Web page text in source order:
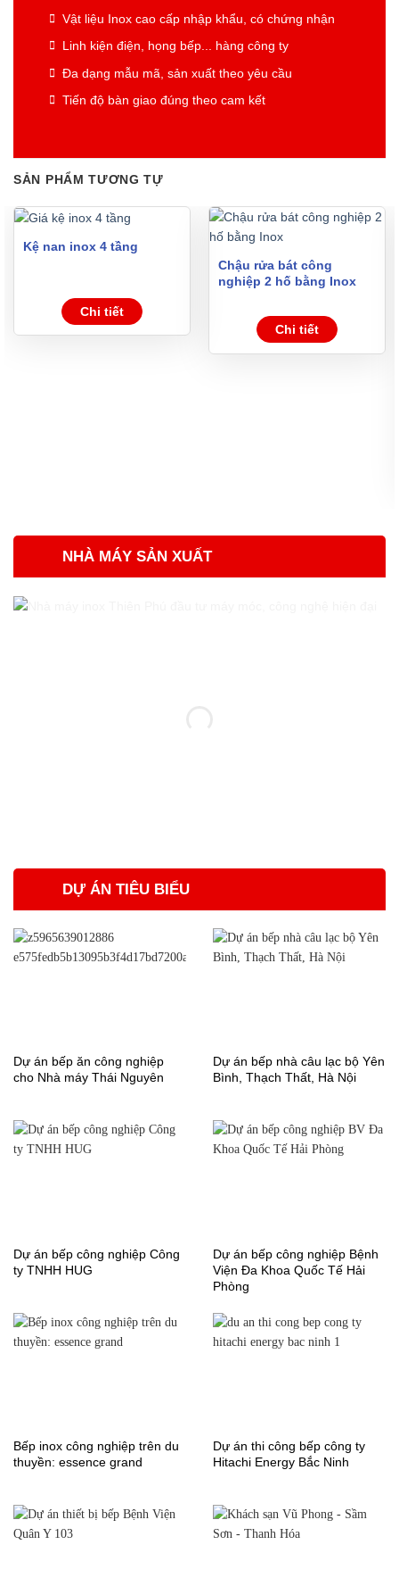
Vật liệu Inox cao cấp nhập khẩu, có chứng nhận
Linh kiện điện, họng bếp... hàng công ty
Đa dạng mẫu mã, sản xuất theo yêu cầu
Tiến độ bàn giao đúng theo cam kết
SẢN PHẨM TƯƠNG TỰ
Kệ nan inox 4 tầng
Chi tiết
Chậu rửa bát công
nghiệp 2 hố bằng Inox
Chi tiết
NHÀ MÁY SẢN XUẤT
DỰ ÁN TIÊU BIỂU
Dự án bếp ăn công nghiệp
cho Nhà máy Thái Nguyên
Dự án bếp nhà câu lạc bộ Yên
Bình, Thạch Thất, Hà Nội
Dự án bếp công nghiệp Công
ty TNHH HUG
Dự án bếp công nghiệp Bệnh
Viện Đa Khoa Quốc Tế Hải
Phòng
Bếp inox công nghiệp trên du
thuyền: essence grand
Dự án thi công bếp công ty
Hitachi Energy Bắc Ninh